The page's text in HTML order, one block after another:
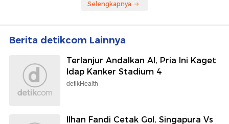
Selengkapnya
Berita detikcom Lainnya
Terlanjur Andalkan AI, Pria Ini Kaget
Idap Kanker Stadium 4
detikHealth
Ilhan Fandi Cetak Gol, Singapura Vs